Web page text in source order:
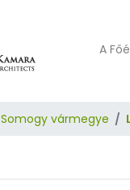
A
Somogy vármegye